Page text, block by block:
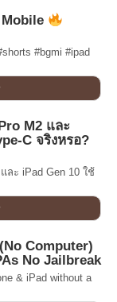
#bgmi #ipad
M2 และ
C จริงหรอ?
ละ iPad Gen 10 ใช้
Computer)
No Jailbreak
& iPad without a